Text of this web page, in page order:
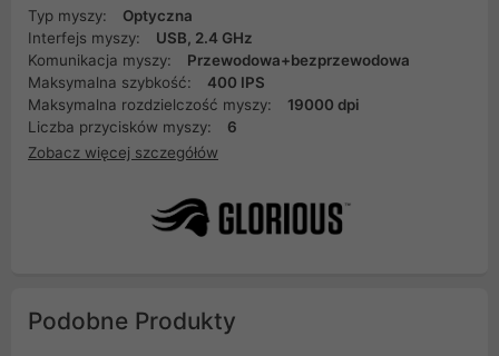
Typ myszy:
Optyczna
Interfejs myszy:
USB, 2.4 GHz
Komunikacja myszy:
Przewodowa+bezprzewodowa
Maksymalna szybkość:
400 IPS
Maksymalna rozdzielczość myszy:
19000 dpi
Liczba przycisków myszy:
6
Zobacz więcej szczegółów
Podobne Produkty